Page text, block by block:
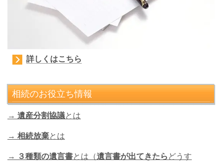
詳しくはこちら
相続のお役立ち情報
→ 遺産分割協議とは
→ 相続放棄とは
→ ３種類の遺言書とは（遺言書が出てきたら どうす